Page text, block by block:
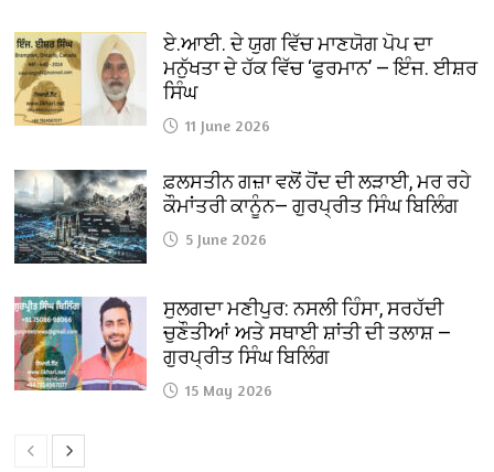
ਏ.ਆਈ. ਦੇ ਯੁਗ ਵਿੱਚ ਮਾਣਯੋਗ ਪੋਪ ਦਾ
ਮਨੁੱਖਤਾ ਦੇ ਹੱਕ ਵਿੱਚ ‘ਫੁਰਮਾਨ’ — ਇੰਜ. ਈਸ਼ਰ
ਸਿੰਘ
11 June 2026
ਫ਼ਲਸਤੀਨ ਗਜ਼ਾ ਵਲੋਂ ਹੋਂਦ ਦੀ ਲੜਾਈ, ਮਰ ਰਹੇ
ਕੌਮਾਂਤਰੀ ਕਾਨੂੰਨ— ਗੁਰਪ੍ਰੀਤ ਸਿੰਘ ਬਿਲਿੰਗ
5 June 2026
ਸੁਲਗਦਾ ਮਣੀਪੁਰ: ਨਸਲੀ ਹਿੰਸਾ, ਸਰਹੱਦੀ
ਚੁਣੌਤੀਆਂ ਅਤੇ ਸਥਾਈ ਸ਼ਾਂਤੀ ਦੀ ਤਲਾਸ਼ —
ਗੁਰਪ੍ਰੀਤ ਸਿੰਘ ਬਿਲਿੰਗ
15 May 2026